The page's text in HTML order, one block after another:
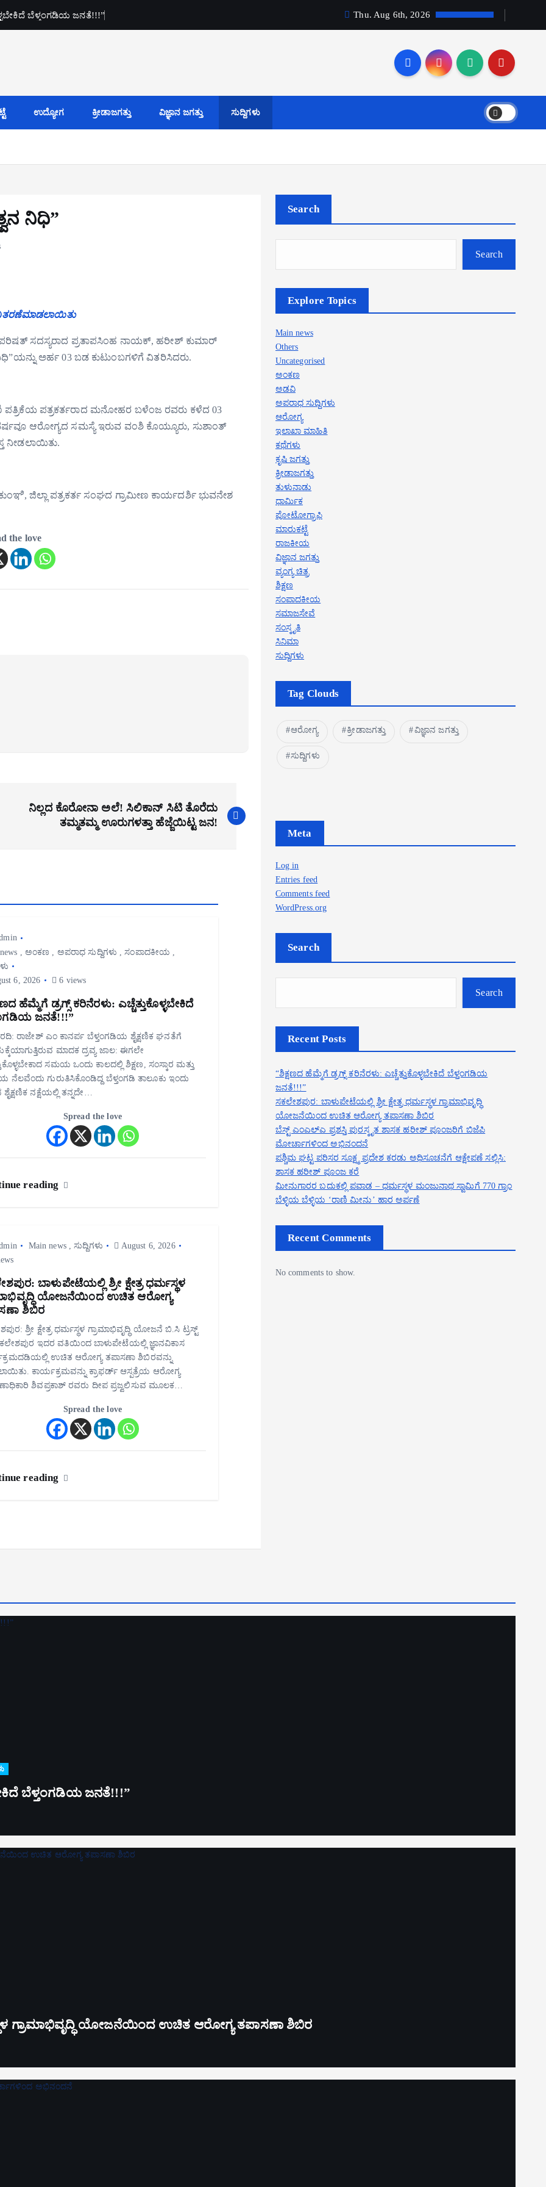
ಬೆಳ್ತಂಗಡಿಯ ಜನತೆ!!!” Thu. Aug 6th, 2026
ಉದ್ಯೋಗ ಕ್ರೀಡಾಜಗತ್ತು ವಿಜ್ಞಾನ ಜಗತ್ತು ಸುದ್ದಿಗಳು
ನಿಧಿ”
ವಿತರಣೆಮಾಡಲಾಯಿತು
ಸದಸ್ಯರಾದ ಪ್ರತಾಪಸಿಂಹ ನಾಯಕ್, ಹರೀಶ್ ಕುಮಾರ್
ಅರ್ಹ 03 ಬಡ ಕುಟುಂಬಗಳಿಗೆ ವಿತರಿಸಿದರು.
ಪತ್ರಕರ್ತರಾದ ಮನೋಹರ ಬಳೆಂಜ ರವರು ಕಳೆದ 03
ಆರೋಗ್ಯದ ಸಮಸ್ಯೆ ಇರುವ ವಂಶಿ ಕೊಯ್ಯೂರು, ಸುಶಾಂತ್
ನೀಡಲಾಯಿತು.
ಜಿಲ್ಲಾ ಪತ್ರಕರ್ತ ಸಂಘದ ಗ್ರಾಮೀಣ ಕಾರ್ಯದರ್ಶಿ ಭುವನೇಶ
the love
ನಿಲ್ಲದ ಕೊರೋನಾ ಅಲೆ! ಸಿಲಿಕಾನ್ ಸಿಟಿ ತೊರೆದು
ತಮ್ಮತಮ್ಮ ಊರುಗಳತ್ತಾ ಹೆಜ್ಜೆಯಿಟ್ಟ ಜನ!
ಅಂಕಣ ಅಪರಾಧ ಸುದ್ದಿಗಳು ,ಸಂಪಾದಕೀಯ
6, 2026
6 views
ಹೆಮ್ಮೆಗೆ ಡ್ರಗ್ಸ್ ಕರಿನೆರಳು: ಎಚ್ಚೆತ್ತುಕೊಳ್ಳಬೇಕಿದೆ
ಜನತೆ!!!”
ರಾಜೇಶ್ ಎಂ ಕಾನರ್ಪ ಬೆಳ್ತಂಗಡಿಯ ಶೈಕ್ಷಣಿಕ ಘನತೆಗೆ
ಮಾದಕ ದ್ರವ್ಯ ಜಾಲ: ಈಗಲೇ
ಸಮಯ ಒಂದು ಕಾಲದಲ್ಲಿ ಶಿಕ್ಷಣ, ಸಂಸ್ಕಾರ ಮತ್ತು
ನೆಲವೆಂದು ಗುರುತಿಸಿಕೊಂಡಿದ್ದ ಬೆಳ್ತಂಗಡಿ ತಾಲೂಕು ಇಂದು
ಶೈಕ್ಷಣಿಕ ನಕ್ಷೆಯಲ್ಲಿ ತನ್ನದೇ…
Spread the love
reading
Main news,ಸುದ್ದಿಗಳು
August 6, 2026
ಬಾಳುಪೇಟೆಯಲ್ಲಿ ಶ್ರೀ ಕ್ಷೇತ್ರ ಧರ್ಮಸ್ಥಳ
ಯೋಜನೆಯಿಂದ ಉಚಿತ ಆರೋಗ್ಯ
ಶಿಬಿರ
ಶ್ರೀ ಕ್ಷೇತ್ರ ಧರ್ಮಸ್ಥಳ ಗ್ರಾಮಾಭಿವೃದ್ಧಿ ಯೋಜನೆ ಬಿ.ಸಿ ಟ್ರಸ್ಟ್
ಇದರ ವತಿಯಿಂದ ಬಾಳುಪೇಟೆಯಲ್ಲಿ ಜ್ಞಾನವಿಕಾಸ
ಉಚಿತ ಆರೋಗ್ಯ ತಪಾಸಣಾ ಶಿಬಿರವನ್ನು
ಕಾರ್ಯಕ್ರಮವನ್ನು ಕ್ರಾಫರ್ಡ್ ಆಸ್ಪತ್ರೆಯ ಆರೋಗ್ಯ
ಶಿವಪ್ರಕಾಶ್ ರವರು ದೀಪ ಪ್ರಜ್ವಲಿಸುವ ಮೂಲಕ…
Spread the love
reading
Search
Search
Explore Topics
Main news
Others
Uncategorised
ಅಂಕಣ
ಅಡವಿ
ಅಪರಾಧ ಸುದ್ದಿಗಳು
ಆರೋಗ್ಯ
ಇಲಾಖಾ ಮಾಹಿತಿ
ಕಥೆಗಳು
ಕೃಷಿ ಜಗತ್ತು
ಕ್ರೀಡಾಜಗತ್ತು
ತುಳುನಾಡು
ಧಾರ್ಮಿಕ
ಪೋಟೋಗ್ರಾಫಿ
ಮಾರುಕಟ್ಟೆ
ರಾಜಕೀಯ
ವಿಜ್ಞಾನ ಜಗತ್ತು
ವ್ಯಂಗ್ಯ ಚಿತ್ರ
ಶಿಕ್ಷಣ
ಸಂಪಾದಕೀಯ
ಸಮಾಜಸೇವೆ
ಸಂಸ್ಕೃತಿ
ಸಿನಿಮಾ
ಸುದ್ದಿಗಳು
Tag Clouds
ಆರೋಗ್ಯ ಕ್ರೀಡಾಜಗತ್ತು ವಿಜ್ಞಾನ ಜಗತ್ತು
ಸುದ್ದಿಗಳು
Meta
Log in
Entries feed
Comments feed
WordPress.org
Search
Search
Recent Posts
“ಶಿಕ್ಷಣದ ಹೆಮ್ಮೆಗೆ ಡ್ರಗ್ಸ್ ಕರಿನೆರಳು: ಎಚ್ಚೆತ್ತುಕೊಳ್ಳಬೇಕಿದೆ ಬೆಳ್ತಂಗಡಿಯ
ಜನತೆ!!!”
ಸಕಲೇಶಪುರ: ಬಾಳುಪೇಟೆಯಲ್ಲಿ ಶ್ರೀ ಕ್ಷೇತ್ರ ಧರ್ಮಸ್ಥಳ ಗ್ರಾಮಾಭಿವೃದ್ಧಿ
ಯೋಜನೆಯಿಂದ ಉಚಿತ ಆರೋಗ್ಯ ತಪಾಸಣಾ ಶಿಬಿರ
ಬೆಸ್ಟ್ ಎಂಎಲ್ಎ ಪ್ರಶಸ್ತಿ ಪುರಸ್ಕೃತ ಶಾಸಕ ಹರೀಶ್ ಪೂಂಜರಿಗೆ ಬಿಜೆಪಿ
ಮೋರ್ಚಾಗಳಿಂದ ಅಭಿನಂದನೆ
ಪಶ್ಚಿಮ ಘಟ್ಟ ಪರಿಸರ ಸೂಕ್ಷ್ಮ ಪ್ರದೇಶ ಕರಡು ಅಧಿಸೂಚನೆಗೆ ಆಕ್ಷೇಪಣೆ ಸಲ್ಲಿಸಿ:
ಶಾಸಕ ಹರೀಶ್ ಪೂಂಜ ಕರೆ
ಮೀನುಗಾರರ ಬದುಕಲ್ಲಿ ಪವಾಡ – ಧರ್ಮಸ್ಥಳ ಮಂಜುನಾಥ ಸ್ವಾಮಿಗೆ 770 ಗ್ರಾಂ
ಬೆಳ್ಳಿಯ ಬೆಳ್ಳಿಯ ‘ರಾಣಿ ಮೀನು’ ಹಾರ ಅರ್ಪಣೆ
Recent Comments
No comments to show.
ಬೆಳ್ತಂಗಡಿಯ ಜನತೆ!!!”
ಗ್ರಾಮಾಭಿವೃದ್ಧಿ ಯೋಜನೆಯಿಂದ ಉಚಿತ ಆರೋಗ್ಯ ತಪಾಸಣಾ ಶಿಬಿರ